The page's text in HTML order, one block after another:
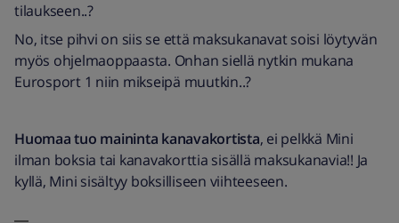
tilaukseen..?
No, itse pihvi on siis se että maksukanavat soisi löytyvän
myös ohjelmaoppaasta. Onhan siellä nytkin mukana
Eurosport 1 niin mikseipä muutkin..?
Huomaa tuo maininta kanavakortista, ei pelkkä Mini
ilman boksia tai kanavakorttia sisällä maksukanavia!! Ja
kyllä, Mini sisältyy boksilliseen viihteeseen.